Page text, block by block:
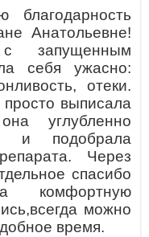
благодарность
Анатольевне!
запущенным
себя ужасно:
отеки.
выписала
углубленно
и подобрала
Через
спасибо
комфортную
можно
время.